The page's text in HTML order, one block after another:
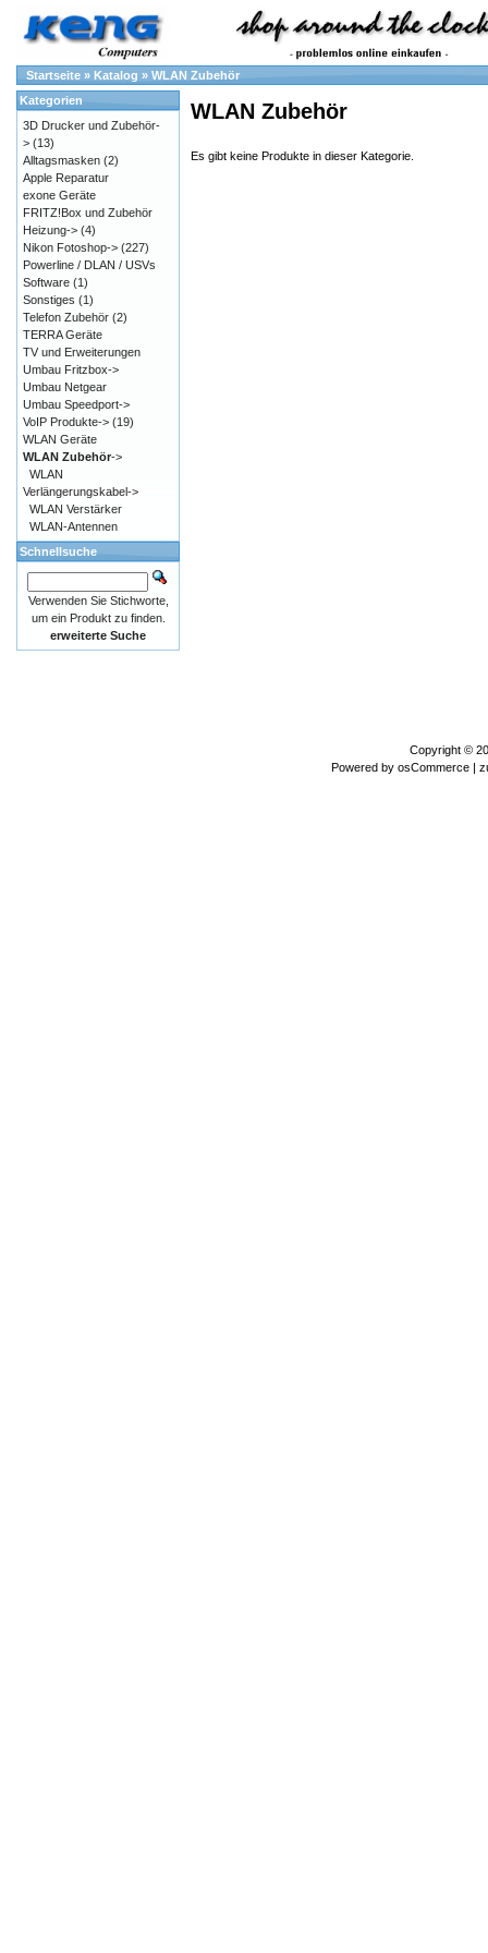
Startseite » Katalog » WLAN Zubehör
WLAN Zubehör
Es gibt keine Produkte in dieser Kategorie.
Kategorien
3D Drucker und Zubehör-
> (13)
Alltagsmasken (2)
Apple Reparatur
exone Geräte
FRITZ!Box und Zubehör
Heizung-> (4)
Nikon Fotoshop-> (227)
Powerline / DLAN / USVs
Software (1)
Sonstiges (1)
Telefon Zubehör (2)
TERRA Geräte
TV und Erweiterungen
Umbau Fritzbox->
Umbau Netgear
Umbau Speedport->
VoIP Produkte-> (19)
WLAN Geräte
WLAN Zubehör->
WLAN
Verlängerungskabel->
WLAN Verstärker
WLAN-Antennen
Schnellsuche
Verwenden Sie Stichworte,
um ein Produkt zu finden.
erweiterte Suche
Copyright ©
Powered by osCommerce |